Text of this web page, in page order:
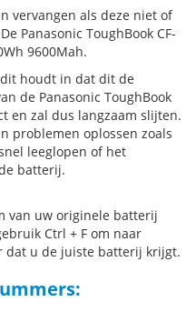
vervangen als deze niet of
Panasonic ToughBook CF-
9600Mah.
houdt in dat dit de
de Panasonic ToughBook
en zal dus langzaam slijten.
problemen oplossen zoals
leeglopen of het
batterij.
van uw originele batterij
Ctrl + F om naar
dat u de juiste batterij krijgt.